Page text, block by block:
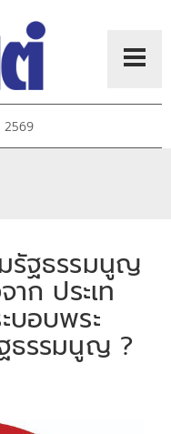
2569
รัฐธรรมนูญ
ก ประเท
บอบพระ
ธรรมนูญ ?